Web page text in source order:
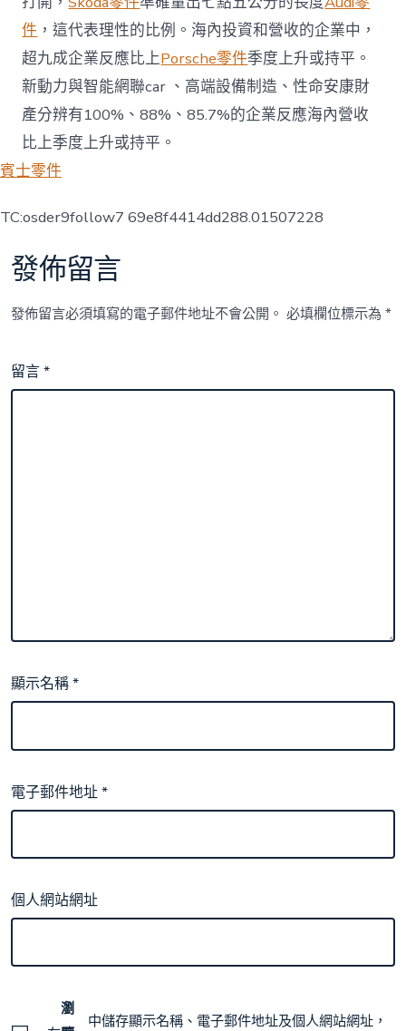
件 ，這代表理性的比例。海內投資和營收的企業中，
超九成企業反應比上Porsche零件季度上升或持平。
新動力與智能網聯car 、高端設備制造、性命安康財
產分辨有100%、88%、85.7%的企業反應海內營收
比上季度上升或持平。
賓士零件
TC:osder9follow7 69e8f4414dd288.01507228
發佈留言
發佈留言必須填寫的電子郵件地址不會公開。 必填欄位標示為*
留言*
顯示名稱*
電子郵件地址*
個人網站網址
瀏
中儲存顯示名稱、電子郵件地址及個人網站網址，